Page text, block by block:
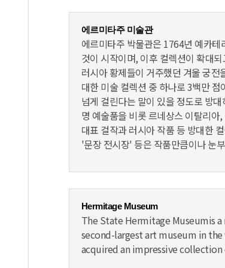
에르미타주 미술관
에르미타주 박물관은 1764년 예카
것이 시작이며, 이후 컬렉션이 확대
러시아 황제들이 거주했던 겨울 궁
대한 미술 컬렉션 중 하나로 3백만
넘게 걸린다는 말이 있을 정도로 방
명 예술품을 비롯 르네상스 이탈리
대표 걸작과 러시아 작품 등 방대한
'문장 전시장' 등은 작품만큼이나 눈
Hermitage Museum
The State Hermitage Museumis
second-largest art museum in
acquired an impressive